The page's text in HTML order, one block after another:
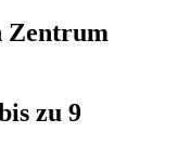
Zentrum
zu 9